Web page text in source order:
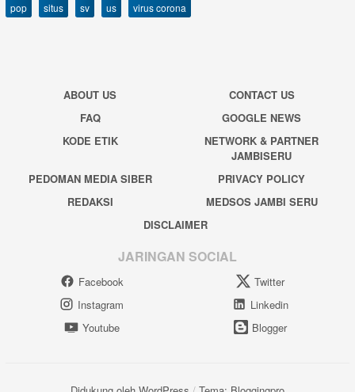
pop
situs sv us virus corona
ABOUT US
CONTACT US
FAQ
GOOGLE NEWS
KODE ETIK
NETWORK & PARTNER
JAMBISERU
PEDOMAN MEDIA SIBER
PRIVACY POLICY
REDAKSI
MEDSOS JAMBI SERU
DISCLAIMER
JARINGAN SOCIAL
Facebook
Twitter
Instagram
Linkedin
Youtube
Blogger